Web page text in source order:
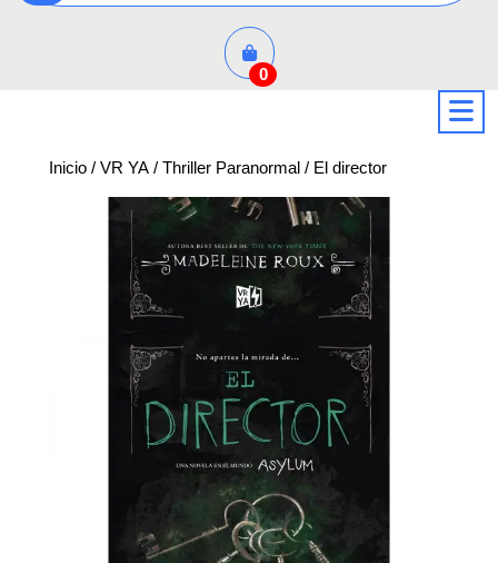
0
Inicio / VR YA / Thriller Paranormal / El director